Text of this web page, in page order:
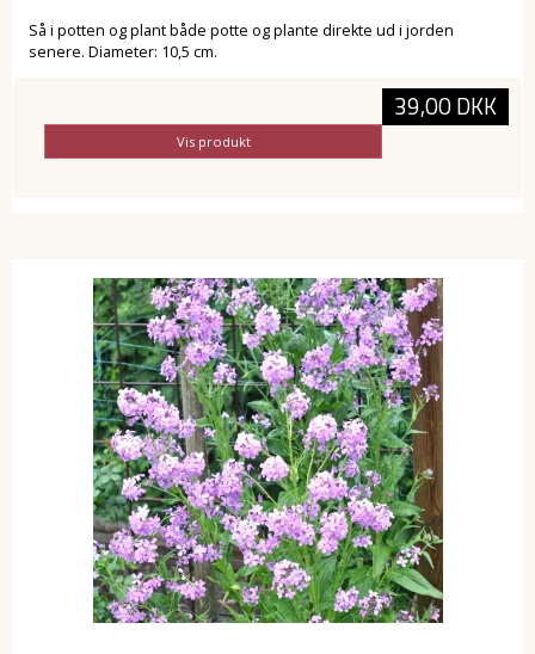
Så i potten og plant både potte og plante direkte ud i jorden
senere. Diameter: 10,5 cm.
39,00 DKK
Vis produkt